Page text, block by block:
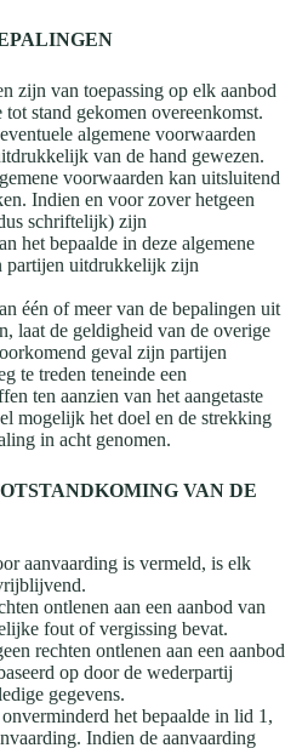
zijn van toepassing op elk aanbod
stand gekomen overeenkomst.
algemene voorwaarden
van de hand gewezen.
voorwaarden kan uitsluitend
Indien en voor zover hetgeen
schriftelijk) zijn
het bepaalde in deze algemene
partijen uitdrukkelijk zijn
één of meer van de bepalingen uit
laat de geldigheid van de overige
geval zijn partijen
te treden teneinde een
ten aanzien van het aangetaste
mogelijk het doel en de strekking
in acht genomen.
VAN DE
aanvaarding is vermeld, is elk
ontlenen aan een aanbod van
fout of vergissing bevat.
rechten ontlenen aan een aanbod
op door de wederpartij
gegevens.
het bepaalde in lid 1,
Indien de aanvaarding